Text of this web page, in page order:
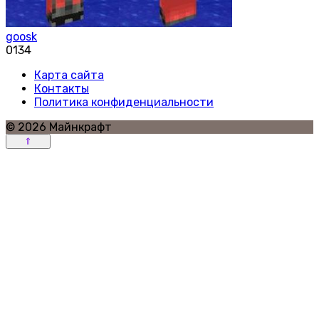
goosk
0134
Карта сайта
Контакты
Политика конфиденциальности
© 2026 Майнкрафт